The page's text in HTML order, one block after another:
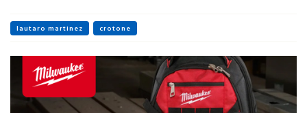
lautaro martinez crotone